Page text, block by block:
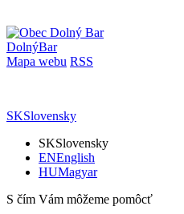
DolnýBar
Mapa webu RSS
SKSlovensky
SKSlovensky
ENEnglish
HUMagyar
S čím Vám môžeme pomôcť